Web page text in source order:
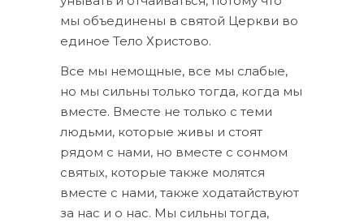
мы объединены в святой Церкви во
единое Тело Христово.
Все мы немощные, все мы слабые,
но мы сильны только тогда, когда мы
вместе. Вместе не только с теми
людьми, которые живы и стоят
рядом с нами, но вместе с сонмом
святых, которые также молятся
вместе с нами, также ходатайствуют
за нас и о нас. Мы сильны тогда,